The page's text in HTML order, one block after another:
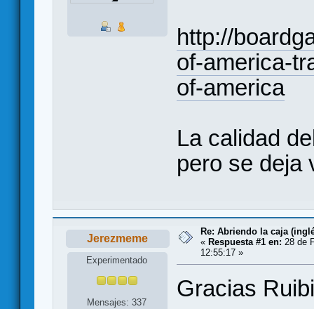
http://
of-america-
of-america
La calidad
pero se deja
Jerezmeme
Experimentado
Mensajes: 337
Re: Abriendo la caja
« Respuesta #1 en: 28 de
12:55:17 »
Gracias